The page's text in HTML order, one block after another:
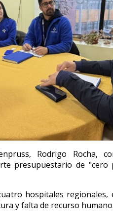
Rodrigo Rocha,
presupuestario de "cero
hospitales regionales,
y falta de recurso humano.